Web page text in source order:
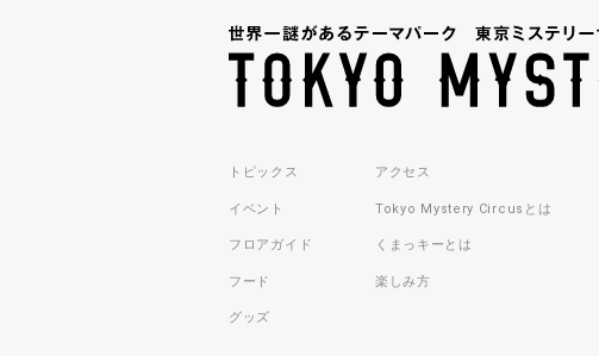
トピックス
イベント
フロアガイド
フード
グッズ
アクセス
Tokyo Mystery Circusとは
くまっキーとは
楽しみ方